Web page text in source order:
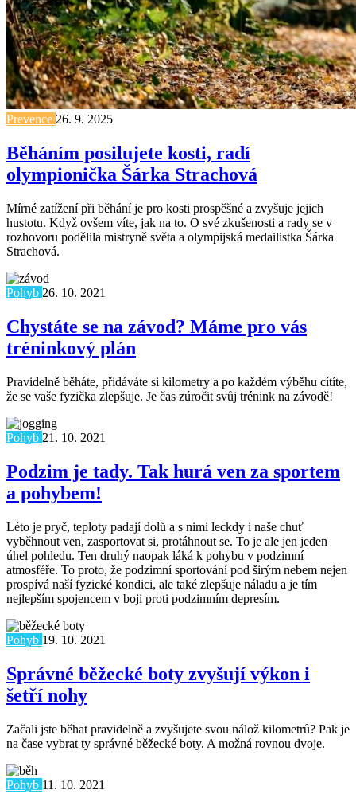
Prevence 26. 9. 2025
Běháním posilujete kosti, radí
olympionička Šárka Strachová
Mírné zatížení při běhání je pro kosti prospěšné a zvyšuje jejich
hustotu. Když ovšem víte, jak na to. O své zkušenosti a rady se v
rozhovoru podělila mistryně světa a olympijská medailistka Šárka
Strachová.
Pohyb 26. 10. 2021
Chystáte se na závod? Máme pro vás
tréninkový plán
Pravidelně běháte, přidáváte si kilometry a po každém výběhu cítíte,
že se vaše fyzička zlepšuje. Je čas zúročit svůj trénink na závodě!
Pohyb 21. 10. 2021
Podzim je tady. Tak hurá ven za sportem
a pohybem!
Léto je pryč, teploty padají dolů a s nimi leckdy i naše chuť
vyběhnout ven, zasportovat si, protáhnout se. To je ale jen jeden
úhel pohledu. Ten druhý naopak láká k pohybu v podzimní
atmosféře. To proto, že podzimní sportování pod širým nebem nejen
prospívá naší fyzické kondici, ale také zlepšuje náladu a je tím
nejlepším spojencem v boji proti podzimním depresím.
Pohyb 19. 10. 2021
Správné běžecké boty zvyšují výkon i
šetří nohy
Začali jste běhat pravidelně a zvyšujete svou nálož kilometrů? Pak je
na čase vybrat ty správné běžecké boty. A možná rovnou dvoje.
Pohyb 11. 10. 2021